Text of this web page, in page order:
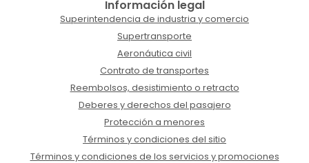
Información legal
Superintendencia de industria y comercio
Supertransporte
Aeronáutica civil
Contrato de transportes
Reembolsos, desistimiento o retracto
Deberes y derechos del pasajero
Protección a menores
Términos y condiciones del sitio
Términos y condiciones de los servicios y promociones